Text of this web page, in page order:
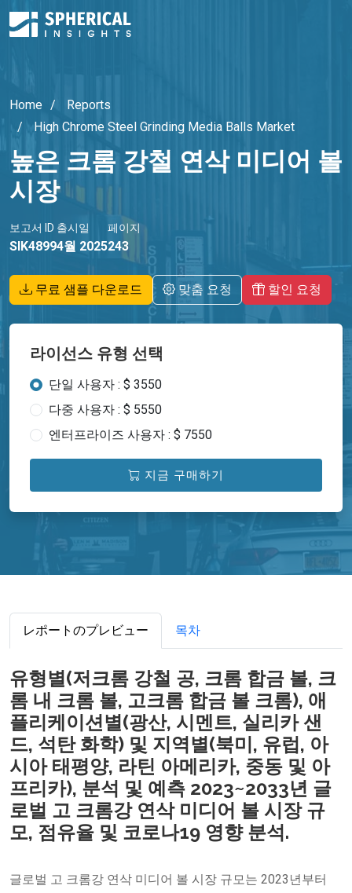
Home
Reports
High Chrome Steel Grinding Media Balls Market
높은 크롬 강철 연삭 미디어 볼
시장
보고서 ID
SIK4899
출시일
4월 2025
페이지
243
무료 샘플 다운로드 맞춤 요청 할인 요청
라이선스 유형 선택
단일 사용자 : $ 3550
다중 사용자 : $ 5550
엔터프라이즈 사용자 : $ 7550
지금 구매하기
レポートのプレビュー 목차
유형별(저크롬 강철 공, 크롬 합금 볼, 크
롬 내 크롬 볼, 고크롬 합금 볼 크롬), 애
플리케이션별(광산, 시멘트, 실리카 샌
드, 석탄 화학) 및 지역별(북미, 유럽, 아
시아 태평양, 라틴 아메리카, 중동 및 아
프리카), 분석 및 예측 2023~2033년 글
로벌 고 크롬강 연삭 미디어 볼 시장 규
모, 점유율 및 코로나19 영향 분석.
글로벌 고 크롬강 연삭 미디어 볼 시장 규모는 2023년부터